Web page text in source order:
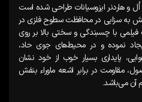
اُل و هاردنر ایزوسیانات طراحی شده است
به سزایی در محافظت سطوح فلزی در
فیلمی با چسبندگی و سختی بالا بر روی
نموده و در محیط‌های جوی حاد،
پایداری بسیار خوب از خود نشان
مقاومت در برابر اشعه ماوراء بنفش
آن می‌باشد.